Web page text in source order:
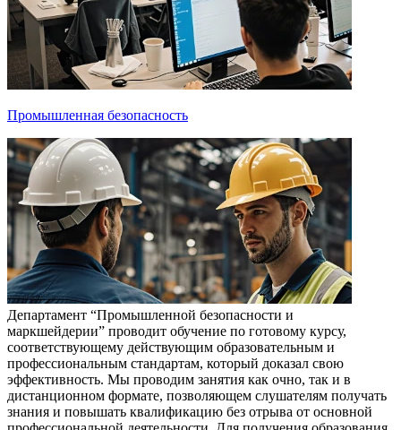
Промышленная безопасность
Департамент “Промышленной безопасности и
маркшейдерии” проводит обучение по готовому курсу,
соответствующему действующим образовательным и
профессиональным стандартам, который доказал свою
эффективность. Мы проводим занятия как очно, так и в
дистанционном формате, позволяющем слушателям получать
знания и повышать квалификацию без отрыва от основной